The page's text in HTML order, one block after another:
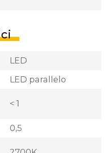
LED
LED parallelo
< 1
0,5